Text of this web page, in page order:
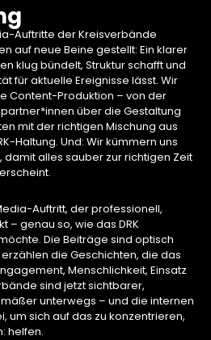
Auftritte der Kreisverbände
auf neue Beine gestellt: Ein klarer
klug bündelt, Struktur schafft und
für aktuelle Ereignisse lässt. Wir
Content-Produktion – von der
über die Gestaltung
mit der richtigen Mischung aus
Haltung. Und: Wir kümmern uns
damit alles sauber zur richtigen Zeit
Auftritt, der professionell,
– genau so, wie das DRK
Die Beiträge sind optisch
die Geschichten, die das
Menschlichkeit, Einsatz
sind jetzt sichtbarer,
unterwegs – und die internen
um sich auf das zu konzentrieren,
helfen.